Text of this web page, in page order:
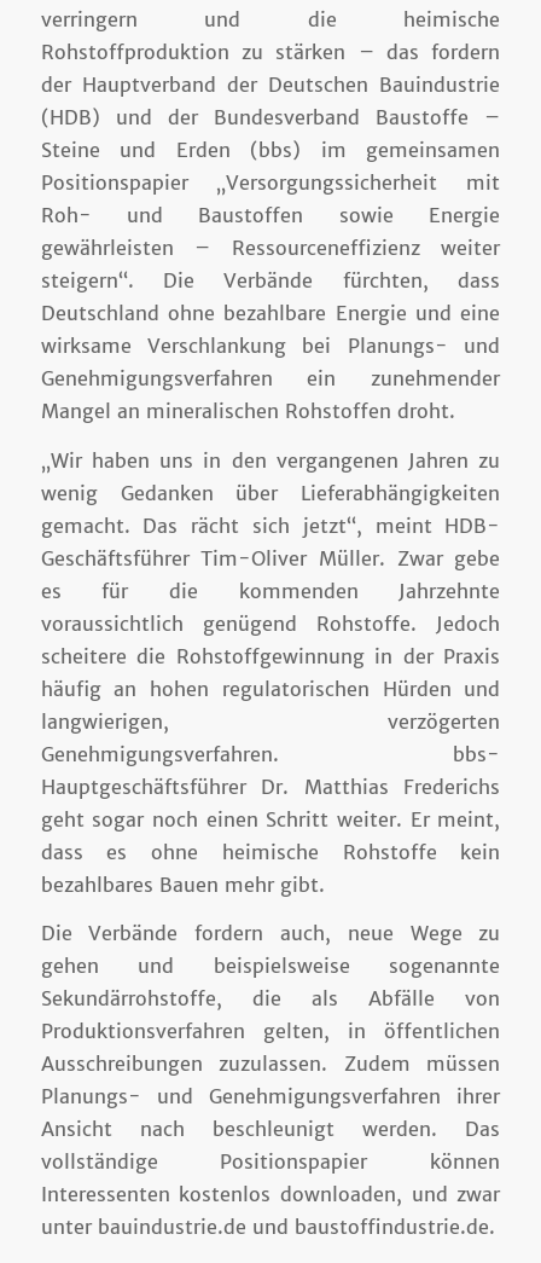
verringern und die heimische
Rohstoffproduktion zu stärken – das fordern
der Hauptverband der Deutschen Bauindustrie
(HDB) und der Bundesverband Baustoffe –
Steine und Erden (bbs) im gemeinsamen
Positionspapier „Versorgungssicherheit mit
Roh- und Baustoffen sowie Energie
gewährleisten – Ressourceneffizienz weiter
steigern“. Die Verbände fürchten, dass
Deutschland ohne bezahlbare Energie und eine
wirksame Verschlankung bei Planungs- und
Genehmigungsverfahren ein zunehmender
Mangel an mineralischen Rohstoffen droht.
„Wir haben uns in den vergangenen Jahren zu
wenig Gedanken über Lieferabhängigkeiten
gemacht. Das rächt sich jetzt“, meint HDB-
Geschäftsführer Tim-Oliver Müller. Zwar gebe
es für die kommenden Jahrzehnte
voraussichtlich genügend Rohstoffe. Jedoch
scheitere die Rohstoffgewinnung in der Praxis
häufig an hohen regulatorischen Hürden und
langwierigen, verzögerten
Genehmigungsverfahren. bbs-
Hauptgeschäftsführer Dr. Matthias Frederichs
geht sogar noch einen Schritt weiter. Er meint,
dass es ohne heimische Rohstoffe kein
bezahlbares Bauen mehr gibt.
Die Verbände fordern auch, neue Wege zu
gehen und beispielsweise sogenannte
Sekundärrohstoffe, die als Abfälle von
Produktionsverfahren gelten, in öffentlichen
Ausschreibungen zuzulassen. Zudem müssen
Planungs- und Genehmigungsverfahren ihrer
Ansicht nach beschleunigt werden. Das
vollständige Positionspapier können
Interessenten kostenlos downloaden, und zwar
unter bauindustrie.de und baustoffindustrie.de.